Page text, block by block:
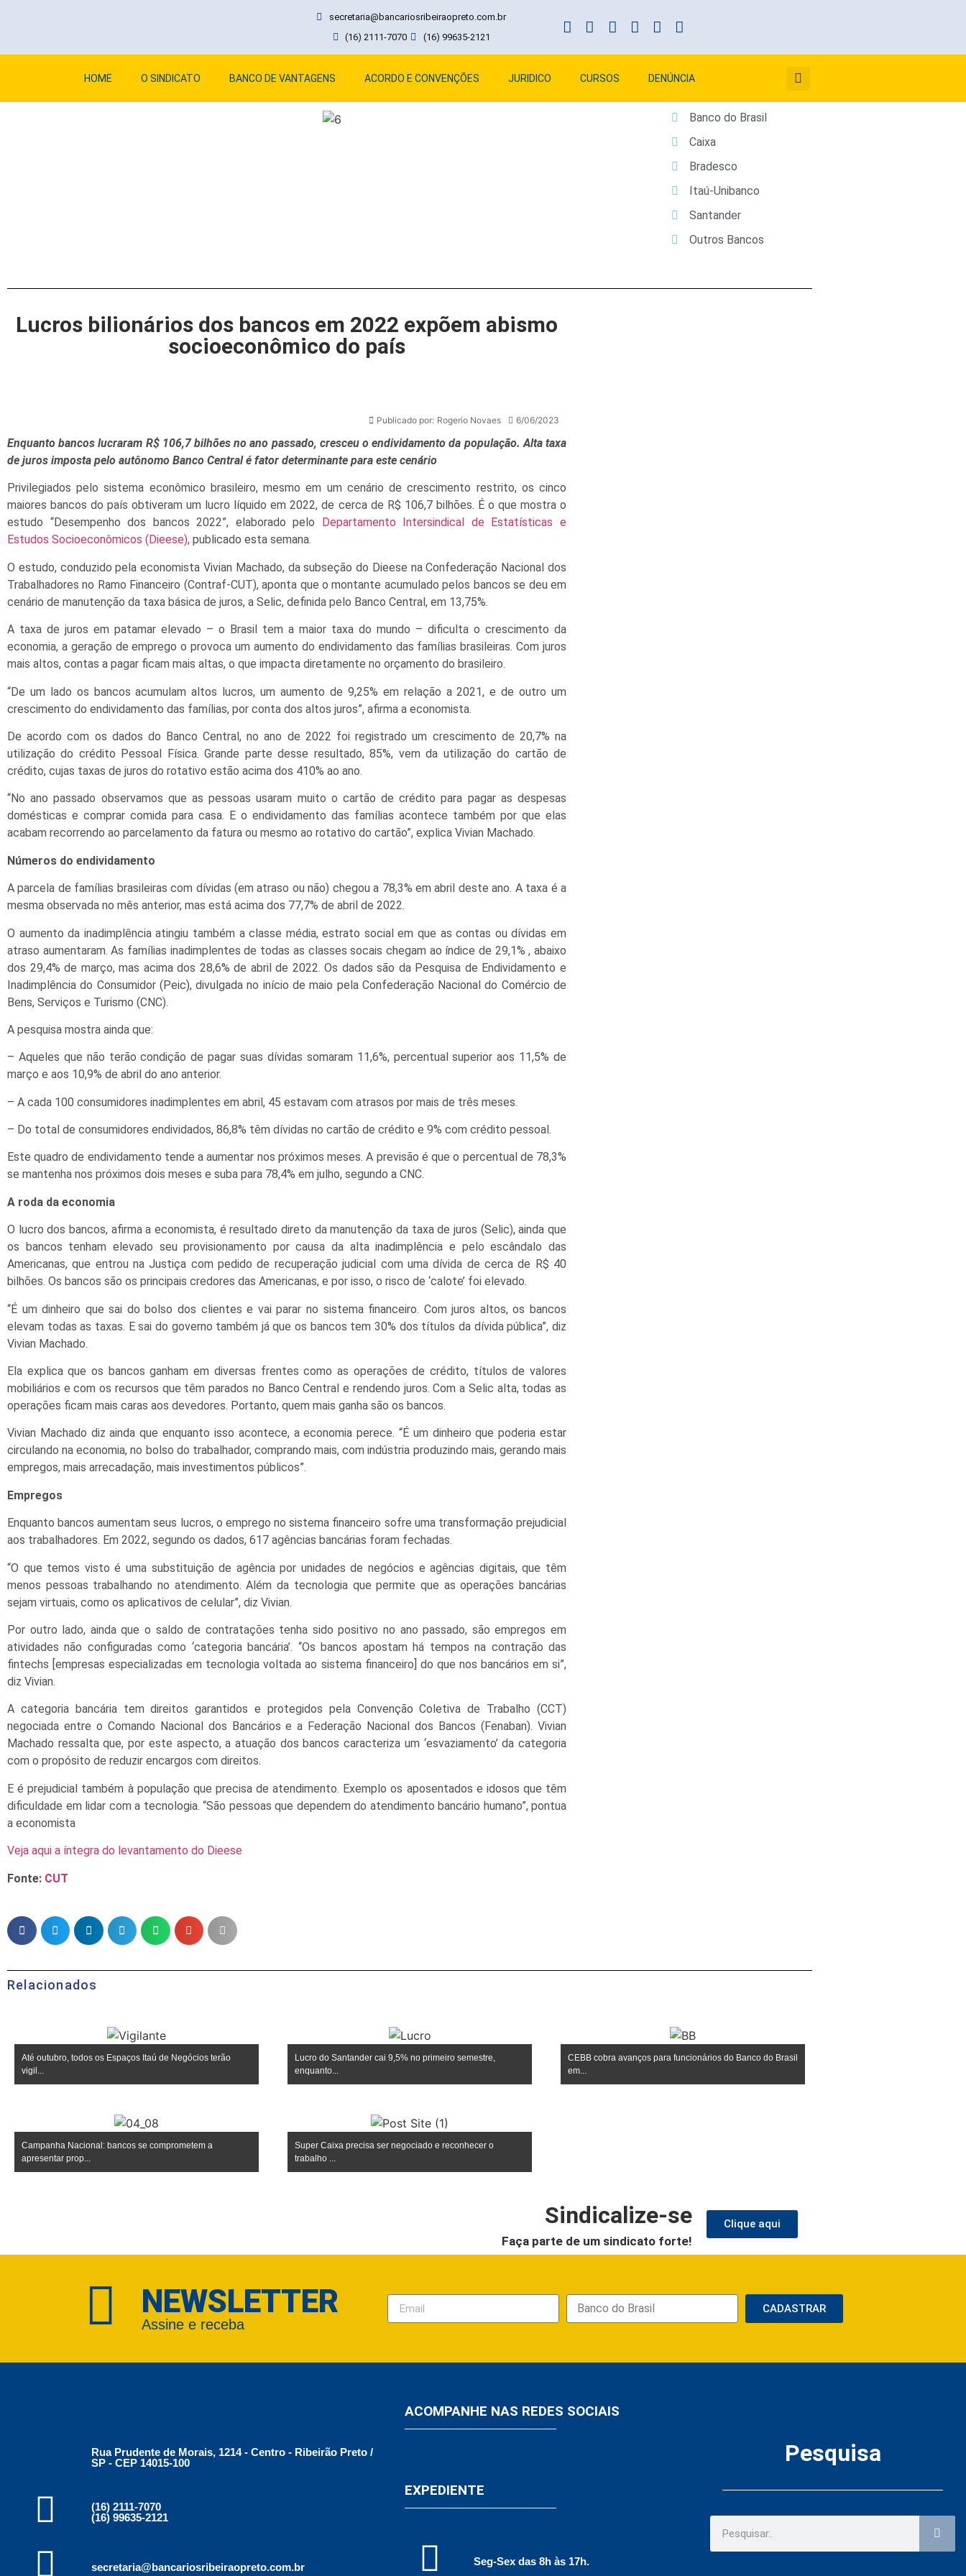
secretaria@bancariosribeiraopreto.com.br
(16) 2111-7070
(16) 99635-2121
HOME O SINDICATO BANCO DE VANTAGENS ACORDO E CONVENÇÕES JURIDICO CURSOS DENÚNCIA
Banco do Brasil
Caixa
Bradesco
Itaú-Unibanco
Santander
Outros Bancos
Lucros bilionários dos bancos em 2022 expõem abismo
socioeconômico do país
Publicado por: Rogerio Novaes 6/06/2023
Enquanto bancos lucraram R$ 106,7 bilhões no ano passado, cresceu o endividamento da população. Alta taxa
de juros imposta pelo autônomo Banco Central é fator determinante para este cenário
Privilegiados pelo sistema econômico brasileiro, mesmo em um cenário de crescimento restrito, os cinco
maiores bancos do país obtiveram um lucro líquido em 2022, de cerca de R$ 106,7 bilhões. É o que mostra o
estudo “Desempenho dos bancos 2022”, elaborado pelo
Departamento Intersindical de Estatísticas e
Estudos Socioeconômicos (Dieese), publicado esta semana.
O estudo, conduzido pela economista Vivian Machado, da subseção do Dieese na Confederação Nacional dos
Trabalhadores no Ramo Financeiro (Contraf-CUT), aponta que o montante acumulado pelos bancos se deu em
cenário de manutenção da taxa básica de juros, a Selic, definida pelo Banco Central, em 13,75%.
A taxa de juros em patamar elevado – o Brasil tem a maior taxa do mundo – dificulta o crescimento da
economia, a geração de emprego o provoca um aumento do endividamento das famílias brasileiras. Com juros
mais altos, contas a pagar ficam mais altas, o que impacta diretamente no orçamento do brasileiro.
“De um lado os bancos acumulam altos lucros, um aumento de 9,25% em relação a 2021, e de outro um
crescimento do endividamento das famílias, por conta dos altos juros”, afirma a economista.
De acordo com os dados do Banco Central, no ano de 2022 foi registrado um crescimento de 20,7% na
utilização do crédito Pessoal Física. Grande parte desse resultado, 85%, vem da utilização do cartão de
crédito, cujas taxas de juros do rotativo estão acima dos 410% ao ano.
“No ano passado observamos que as pessoas usaram muito o cartão de crédito para pagar as despesas
domésticas e comprar comida para casa. E o endividamento das famílias acontece também por que elas
acabam recorrendo ao parcelamento da fatura ou mesmo ao rotativo do cartão”, explica Vivian Machado.
Números do endividamento
A parcela de famílias brasileiras com dívidas (em atraso ou não) chegou a 78,3% em abril deste ano. A taxa é a
mesma observada no mês anterior, mas está acima dos 77,7% de abril de 2022.
O aumento da inadimplência atingiu também a classe média, estrato social em que as contas ou dívidas em
atraso aumentaram. As famílias inadimplentes de todas as classes socais chegam ao índice de 29,1% , abaixo
dos 29,4% de março, mas acima dos 28,6% de abril de 2022. Os dados são da Pesquisa de Endividamento e
Inadimplência do Consumidor (Peic), divulgada no início de maio pela Confederação Nacional do Comércio de
Bens, Serviços e Turismo (CNC).
A pesquisa mostra ainda que:
– Aqueles que não terão condição de pagar suas dívidas somaram 11,6%, percentual superior aos 11,5% de
março e aos 10,9% de abril do ano anterior.
– A cada 100 consumidores inadimplentes em abril, 45 estavam com atrasos por mais de três meses.
– Do total de consumidores endividados, 86,8% têm dívidas no cartão de crédito e 9% com crédito pessoal.
Este quadro de endividamento tende a aumentar nos próximos meses. A previsão é que o percentual de 78,3%
se mantenha nos próximos dois meses e suba para 78,4% em julho, segundo a CNC.
A roda da economia
O lucro dos bancos, afirma a economista, é resultado direto da manutenção da taxa de juros (Selic), ainda que
os bancos tenham elevado seu provisionamento por causa da alta inadimplência e pelo escândalo das
Americanas, que entrou na Justiça com pedido de recuperação judicial com uma dívida de cerca de R$ 40
bilhões. Os bancos são os principais credores das Americanas, e por isso, o risco de ‘calote’ foi elevado.
“É um dinheiro que sai do bolso dos clientes e vai parar no sistema financeiro. Com juros altos, os bancos
elevam todas as taxas. E sai do governo também já que os bancos tem 30% dos títulos da dívida pública”, diz
Vivian Machado.
Ela explica que os bancos ganham em diversas frentes como as operações de crédito, títulos de valores
mobiliários e com os recursos que têm parados no Banco Central e rendendo juros. Com a Selic alta, todas as
operações ficam mais caras aos devedores. Portanto, quem mais ganha são os bancos.
Vivian Machado diz ainda que enquanto isso acontece, a economia perece. “É um dinheiro que poderia estar
circulando na economia, no bolso do trabalhador, comprando mais, com indústria produzindo mais, gerando mais
empregos, mais arrecadação, mais investimentos públicos”.
Empregos
Enquanto bancos aumentam seus lucros, o emprego no sistema financeiro sofre uma transformação prejudicial
aos trabalhadores. Em 2022, segundo os dados, 617 agências bancárias foram fechadas.
“O que temos visto é uma substituição de agência por unidades de negócios e agências digitais, que têm
menos pessoas trabalhando no atendimento. Além da tecnologia que permite que as operações bancárias
sejam virtuais, como os aplicativos de celular”, diz Vivian.
Por outro lado, ainda que o saldo de contratações tenha sido positivo no ano passado, são empregos em
atividades não configuradas como ‘categoria bancária’. “Os bancos apostam há tempos na contração das
fintechs [empresas especializadas em tecnologia voltada ao sistema financeiro] do que nos bancários em si”,
diz Vivian.
A categoria bancária tem direitos garantidos e protegidos pela Convenção Coletiva de Trabalho (CCT)
negociada entre o Comando Nacional dos Bancários e a Federação Nacional dos Bancos (Fenaban). Vivian
Machado ressalta que, por este aspecto, a atuação dos bancos caracteriza um ‘esvaziamento’ da categoria
com o propósito de reduzir encargos com direitos.
E é prejudicial também à população que precisa de atendimento. Exemplo os aposentados e idosos que têm
dificuldade em lidar com a tecnologia. “São pessoas que dependem do atendimento bancário humano”, pontua
a economista
Veja aqui a íntegra do levantamento do Dieese
Fonte: CUT
Relacionados
Até outubro, todos os Espaços Itaú de Negócios terão
vigil...
Lucro do Santander cai 9,5% no primeiro semestre,
enquanto...
CEBB cobra avanços para funcionários do Banco do Brasil
em...
Campanha Nacional: bancos se comprometem a
apresentar prop...
Super Caixa precisa ser negociado e reconhecer o
trabalho ...
Sindicalize-se
Faça parte de um sindicato forte!
Clique aqui
NEWSLETTER
Assine e receba
CADASTRAR
Rua Prudente de Morais, 1214 - Centro - Ribeirão Preto /
SP - CEP 14015-100
(16) 2111-7070
(16) 99635-2121
secretaria@bancariosribeiraopreto.com.br
ACOMPANHE NAS REDES SOCIAIS
EXPEDIENTE
Seg-Sex das 8h às 17h.
Pesquisa